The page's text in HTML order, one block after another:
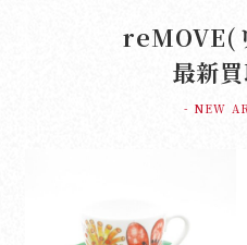
reMOVE(
最新
- NEW